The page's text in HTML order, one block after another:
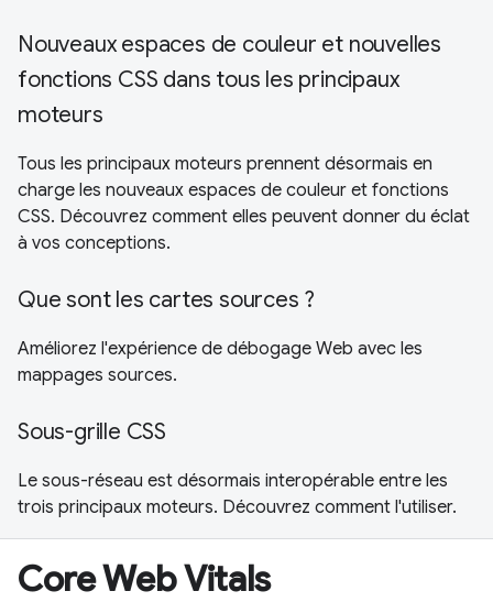
Nouveaux espaces de couleur et nouvelles
fonctions CSS dans tous les principaux
moteurs
Tous les principaux moteurs prennent désormais en
charge les nouveaux espaces de couleur et fonctions
CSS. Découvrez comment elles peuvent donner du éclat
à vos conceptions.
Que sont les cartes sources ?
Améliorez l'expérience de débogage Web avec les
mappages sources.
Sous-grille CSS
Le sous-réseau est désormais interopérable entre les
trois principaux moteurs. Découvrez comment l'utiliser.
Core Web Vitals